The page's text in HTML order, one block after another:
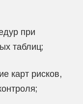
при
таблиц;
карт рисков,